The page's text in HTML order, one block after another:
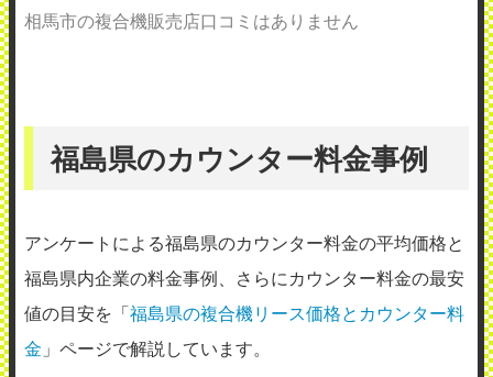
相馬市の複合機販売店口コミはありません
福島県のカウンター料金事例
アンケートによる福島県のカウンター料金の平均価格と
福島県内企業の料金事例、さらにカウンター料金の最安
値の目安を「福島県の複合機リース価格とカウンター料
金 」ページで解説しています。